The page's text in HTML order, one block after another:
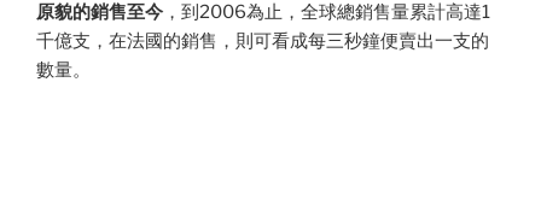
原貌的銷售至今 ，到2006為止，全球總銷售量累計高達1
千億支，在法國的銷售，則可看成每三秒鐘便賣出一支的
數量。